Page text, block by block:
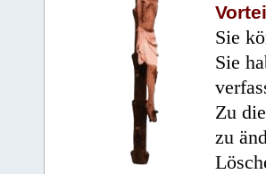
Sie
Sie
Zu
zu